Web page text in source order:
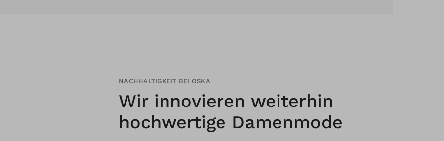
NACHHALTIGKEIT BEI OSKA
Wir innovieren weiterhin
hochwertige Damenmode